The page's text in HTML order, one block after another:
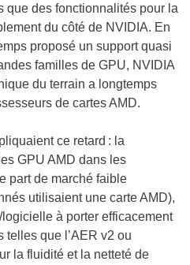
que des fonctionnalités pour la
du côté de NVIDIA. En
proposé un support quasi
familles de GPU, NVIDIA
du terrain a longtemps
de cartes AMD.
ce retard : la
GPU AMD dans les
part de marché faible
utilisaient une carte AMD),
à porter efficacement
telles que l’AER v2 ou
la fluidité et la netteté de